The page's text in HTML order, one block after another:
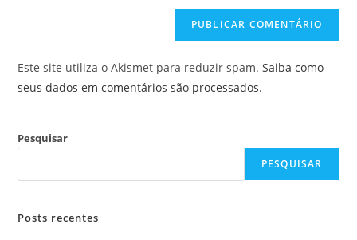
Este site utiliza o Akismet para reduzir spam.Saiba como
seus dados em comentários são processados.
Pesquisar
PESQUISAR
Posts recentes